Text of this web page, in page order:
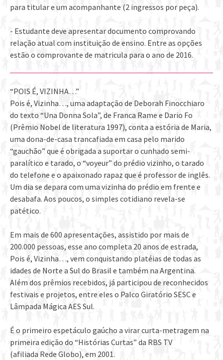
para titular e um acompanhante (2 ingressos por peça).
- Estudante deve apresentar documento comprovando
relação atual com instituição de ensino. Entre as opções
estão o comprovante de matricula para o ano de 2016.
“POIS É, VIZINHA…”
Pois é, Vizinha…, uma adaptação de Deborah Finocchiaro
do texto “Una Donna Sola”, de Franca Rame e Dario Fo
(Prêmio Nobel de literatura 1997), conta a estória de Maria,
uma dona-de-casa trancafiada em casa pelo marido
“gauchão” que é obrigada a suportar o cunhado semi-
paralítico e tarado, o “voyeur” do prédio vizinho, o tarado
do telefone e o apaixonado rapaz que é professor de inglês.
Um dia se depara com uma vizinha do prédio em frente e
desabafa. Aos poucos, o simples cotidiano revela-se
patético.
Em mais de 600 apresentações, assistido por mais de
200.000 pessoas, esse ano completa 20 anos de estrada,
Pois é, Vizinha…, vem conquistando platéias de todas as
idades de Norte a Sul do Brasil e também na Argentina.
Além dos prêmios recebidos, já participou de reconhecidos
festivais e projetos, entre eles o Palco Giratório SESC e
Lâmpada Mágica AES Sul.
É o primeiro espetáculo gaúcho a virar curta-metragem na
primeira edição do “Histórias Curtas” da RBS TV
(afiliada Rede Globo), em 2001.